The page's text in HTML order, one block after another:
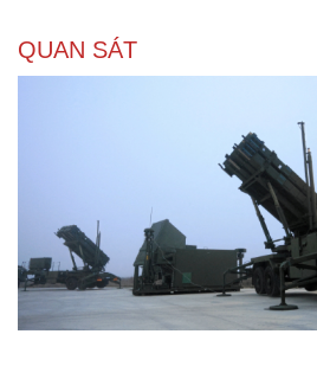
QUAN SÁT